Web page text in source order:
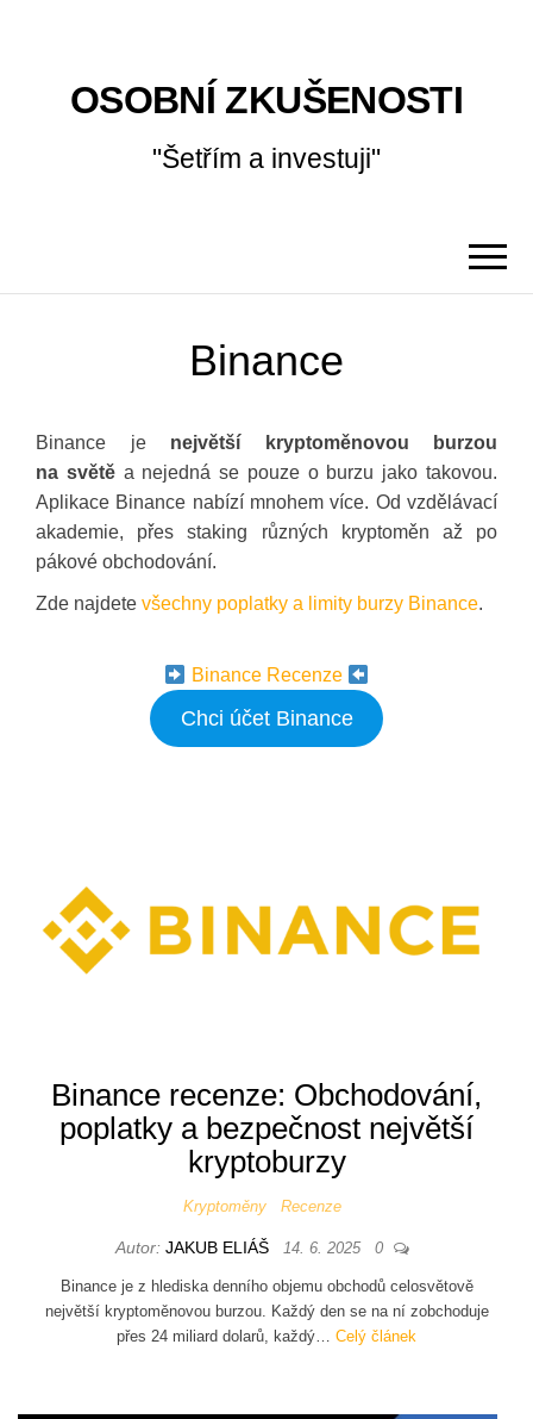
OSOBNÍ ZKUŠENOSTI
"Šetřím a investuji"
Binance
Binance je největší kryptoměnovou burzou
na světěa nejedná se pouze o burzu jako takovou.
Aplikace Binance nabízí mnohem více. Od vzdělávací
akademie, přes staking různých kryptoměn až po
pákové obchodování.
Zde najdete všechny poplatky a limity burzy Binance.
Binance Recenze
Chci účet Binance
Binance recenze: Obchodování,
poplatky a bezpečnost největší
kryptoburzy
Kryptoměny Recenze
Autor: JAKUB ELIÁŠ 14. 6. 2025 0
Binance je z hlediska denního objemu obchodů celosvětově
největší kryptoměnovou burzou. Každý den se na ní zobchoduje
přes 24 miliard dolarů, každý… Celý článek